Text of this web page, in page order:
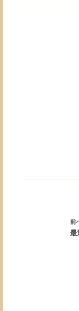
前
最